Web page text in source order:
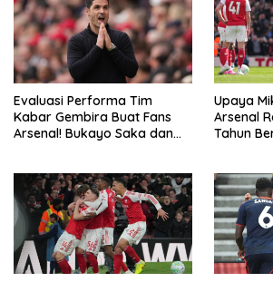
Evaluasi Performa Tim
Kabar Gembira Buat Fans
Arsenal! Bukayo Saka dan
Upaya
Arsenal
Tahun